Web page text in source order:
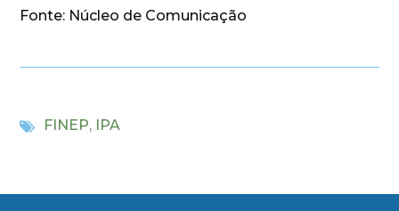
Fonte: Núcleo de Comunicação
FINEP, IPA